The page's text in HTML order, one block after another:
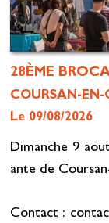
28ÈME
COURSAN-EN-
Le 09/08/2026
Dimanche 9
ante de
Contact :